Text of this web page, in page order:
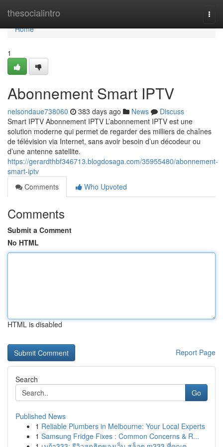
thesocialintro
Home
Home
1
Abonnement Smart IPTV
nelsondaue738060 383 days ago News
Discuss
Smart IPTV Abonnement IPTV L’abonnement IPTV est une
solution moderne qui permet de regarder des milliers de chaînes
de télévision via Internet, sans avoir besoin d’un décodeur ou
d’une antenne satellite.
https://gerardthbf346713.blogdosaga.com/35955480/abonnement-
smart-iptv
Comments
Who Upvoted
Comments
Submit a Comment
No HTML
HTML is disabled
Report Page
Search
Go
Published News
1 Reliable Plumbers in Melbourne: Your Local Experts
1 Samsung Fridge Fixes : Common Concerns & R...